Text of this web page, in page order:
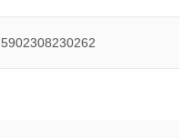
5902308230262